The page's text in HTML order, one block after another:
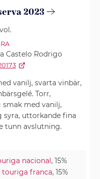
2023
Castelo Rodrigo
vanilj, svarta vinbär,
Torr,
med vanilj,
syra, uttorkande fina
tunn avslutning.
nacional, 15%
touriga franca, 15%